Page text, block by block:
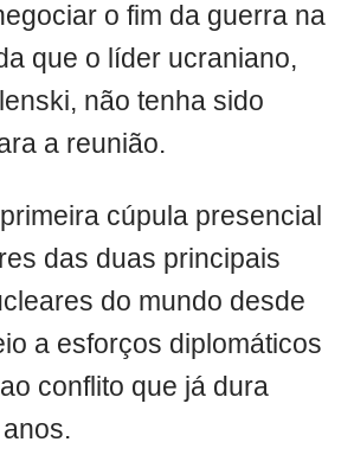
o fim da guerra na
que o líder ucraniano,
não tenha sido
a reunião.
cúpula presencial
das duas principais
do mundo desde
a esforços diplomáticos
conflito que já dura